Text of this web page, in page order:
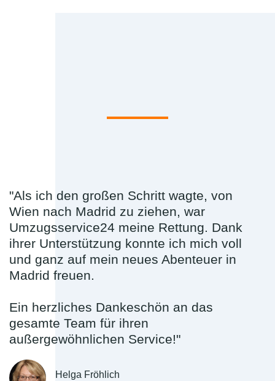
"Als ich den großen Schritt wagte, von
Wien nach Madrid zu ziehen, war
Umzugsservice24 meine Rettung. Dank
ihrer Unterstützung konnte ich mich voll
und ganz auf mein neues Abenteuer in
Madrid freuen.
Ein herzliches Dankeschön an das
gesamte Team für ihren
außergewöhnlichen Service!"
Helga Fröhlich